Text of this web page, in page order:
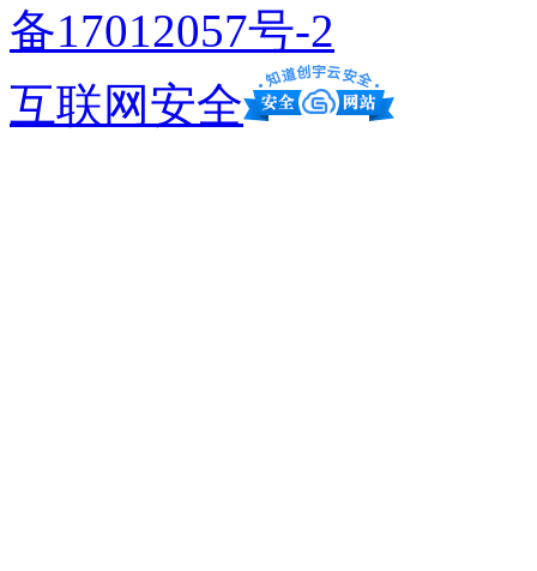
备17012057号-2
互联网安全